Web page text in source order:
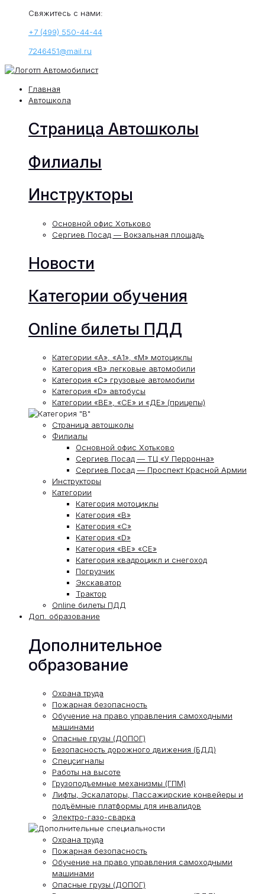
Свяжитесь с нами:
+7 (499) 550-44-44
7246451@mail.ru
Главная
Автошкола
Страница Автошколы
Филиалы
Инструкторы
Основной офис Хотьково
Сергиев Посад — Вокзальная площадь
Новости
Категории обучения
Online билеты ПДД
Категории «А», «А1», «М» мотоциклы
Категория «В» легковые автомобили
Категория «С» грузовые автомобили
Категория «D» автобусы
Категории «ВЕ», «СЕ» и «ДЕ» (прицепы)
Страница автошколы
Филиалы
Основной офис Хотьково
Сергиев Посад — ТЦ «У Перронна»
Сергиев Посад — Проспект Красной Армии
Инструкторы
Категории
Категория мотоциклы
Категория «В»
Категория «С»
Категория «D»
Категория «ВЕ» «СЕ»
Категория квадроцикл и снегоход
Погрузчик
Экскаватор
Трактор
Online билеты ПДД
Доп. образование
Дополнительное
образование
Охрана труда
Пожарная безопасность
Обучение на право управления самоходными
машинами
Опасные грузы (ДОПОГ)
Безопасность дорожного движения (БДД)
Спецсигналы
Работы на высоте
Грузоподъемные механизмы (ГПМ)
Лифты, Эскалаторы, Пассажирские конвейеры и
подъёмные платформы для инвалидов
Электро-газо-сварка
Охрана труда
Пожарная безопасность
Обучение на право управления самоходными
машинами
Опасные грузы (ДОПОГ)